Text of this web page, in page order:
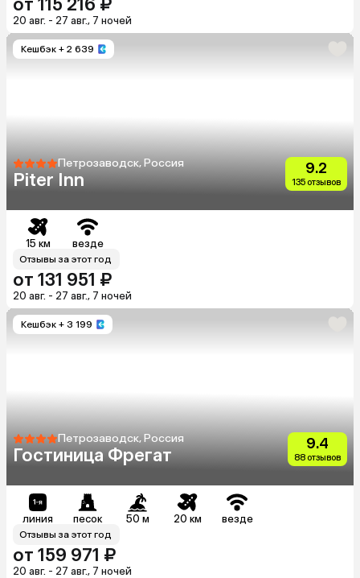
от 115 216 ₽
20 авг. - 27 авг., 7 ночей
Кешбэк + 2 639
Петрозаводск, Россия
Piter Inn
9.2
135 отзывов
15 км везде
Отзывы за этот год
от 131 951 ₽
20 авг. - 27 авг., 7 ночей
Кешбэк + 3 199
Петрозаводск, Россия
Гостиница Фрегат
9.4
88 отзывов
линия песок 50 м 20 км везде
Отзывы за этот год
от 159 971 ₽
20 авг. - 27 авг., 7 ночей